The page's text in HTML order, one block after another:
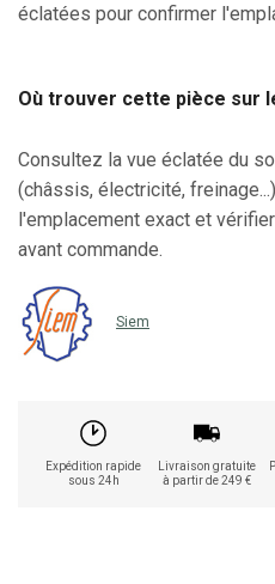
éclatées pour confirmer
Où trouver cette pièce sur
Consultez la vue éclatée du
(châssis, électricité,
l'emplacement exact et
avant commande.
Siem
Expédition rapide
sous 24h
Livraison gratuite
à partir de 249 €